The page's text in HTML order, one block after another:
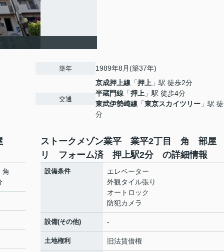
築年 1989年8月(築37年)
交通
京成押上線 「押上 」駅 徒歩2分
半蔵門線 「押上 」駅 徒歩4分
東武伊勢崎線 「東京スカイツリー 」駅
分
角
ストークメゾン業平 業平2丁目 角 部
リ フォーム済 押上駅2分 の詳細情報
設備条件
エレベーター
外観タイル張り
オートロック
防犯カメラ
設備(その他) -
土地権利 旧法賃借権